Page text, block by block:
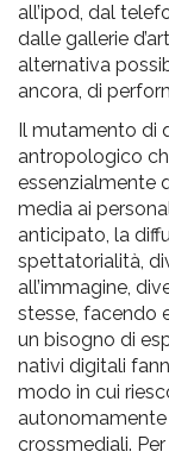
all’ipod, dal
dalle gallerie
alternativa
ancora, di
Il mutamento di
antropologico
essenzialmente
media ai
anticipato, la
spettatorialità,
all’immagine,
stesse, facendo
un bisogno di
nativi digitali
modo in cui
autonomamente
crossmediali.